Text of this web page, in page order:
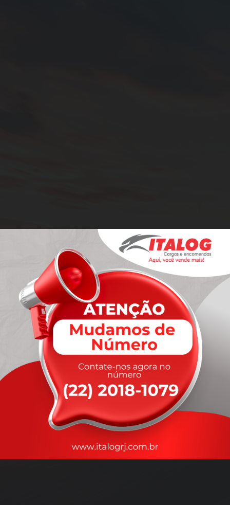
rapidez
que você precisa,
com a qualidade que vocêmerece.
Nossos motoristas são treinados para garantir a máxima
durante o transporte, com rastreamento em tempo real.